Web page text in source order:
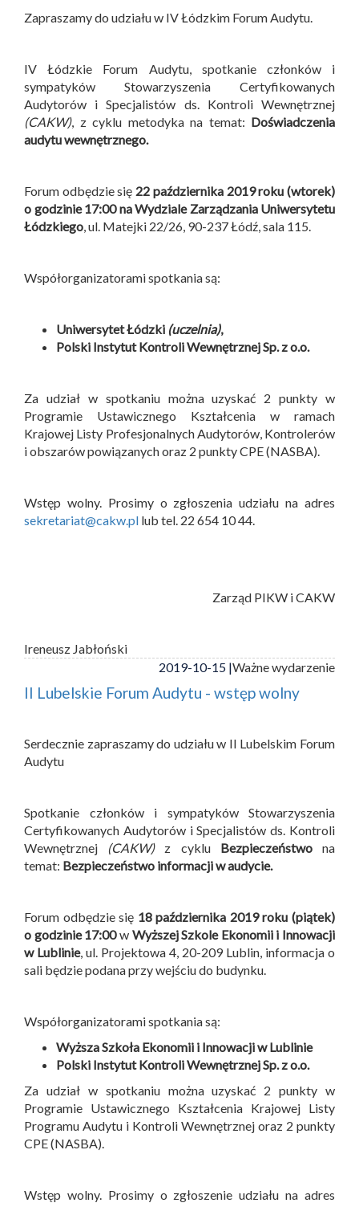
Zapraszamy do udziału w IV Łódzkim Forum Audytu.
IV Łódzkie Forum Audytu, spotkanie członków i
sympatyków Stowarzyszenia Certyfikowanych
Audytorów i Specjalistów ds. Kontroli Wewnętrznej
(CAKW), z cyklu metodyka na temat: Doświadczenia
audytu wewnętrznego.
Forum odbędzie się 22 października 2019 roku (wtorek)
o godzinie 17:00 na Wydziale Zarządzania Uniwersytetu
Łódzkiego , ul. Matejki 22/26, 90-237 Łódź, sala 115.
Współorganizatorami spotkania są:
Uniwersytet Łódzki (uczelnia),
Polski Instytut Kontroli Wewnętrznej Sp. z o.o.
Za udział w spotkaniu można uzyskać 2 punkty w
Programie Ustawicznego Kształcenia w ramach
Krajowej Listy Profesjonalnych Audytorów, Kontrolerów
i obszarów powiązanych oraz 2 punkty CPE (NASBA).
Wstęp wolny. Prosimy o zgłoszenia udziału na adres
sekretariat@cakw.pl lub tel. 22 654 10 44.
Zarząd PIKW i CAKW
Ireneusz Jabłoński
2019-10-15 |Ważne wydarzenie
II Lubelskie Forum Audytu - wstęp wolny
Serdecznie zapraszamy do udziału w II Lubelskim Forum
Audytu
Spotkanie członków i sympatyków Stowarzyszenia
Certyfikowanych Audytorów i Specjalistów ds. Kontroli
Wewnętrznej (CAKW)z cyklu Bezpieczeństwona
temat: Bezpieczeństwo informacji w audycie.
Forum odbędzie się 18 października 2019 roku (piątek)
o godzinie 17:00w Wyższej Szkole Ekonomii i Innowacji
w Lublinie, ul. Projektowa 4, 20-209 Lublin, informacja o
sali będzie podana przy wejściu do budynku.
Współorganizatorami spotkania są:
Wyższa Szkoła Ekonomii i Innowacji w Lublinie
Polski Instytut Kontroli Wewnętrznej Sp. z o.o.
Za udział w spotkaniu można uzyskać 2 punkty w
Programie Ustawicznego Kształcenia Krajowej Listy
Programu Audytu i Kontroli Wewnętrznej oraz 2 punkty
CPE (NASBA).
Wstęp wolny. Prosimy o zgłoszenie udziału na adres